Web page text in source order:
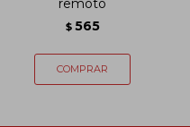
remoto
$ 565